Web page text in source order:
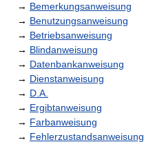
→ Bemerkungsanweisung
→ Benutzungsanweisung
→ Betriebsanweisung
→ Blindanweisung
→ Datenbankanweisung
→ Dienstanweisung
→ D.A.
→ Ergibtanweisung
→ Farbanweisung
→ Fehlerzustandsanweisung